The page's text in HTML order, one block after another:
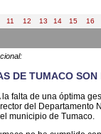
11 12 13 14 15 16
DE TUMACO
la falta de una óptima
del
municipio de Tumaco.